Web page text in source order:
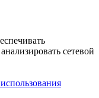
сетевой